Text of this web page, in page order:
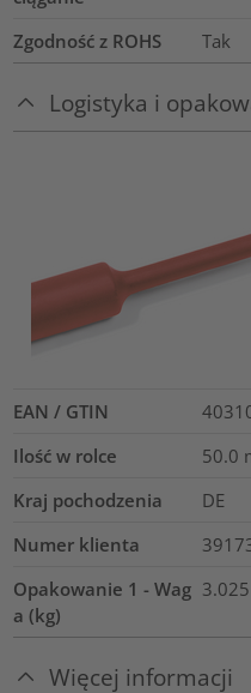
Zgodność z ROHS
Tak
Logistyka i
EAN / GTIN
Ilość w rolce
50.0
Kraj pochodzenia
DE
Numer klienta
Opakowanie 1 - Wag
a (kg)
3.025
Więcej informacji